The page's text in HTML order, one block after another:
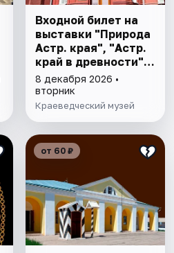
Входной билет на
выставки "Природа
Астр. края", "Астр.
край в древности",
"Заселение Астр.
края"
8 декабря 2026 •
вторник
Краеведческий музей
от 60 ₽